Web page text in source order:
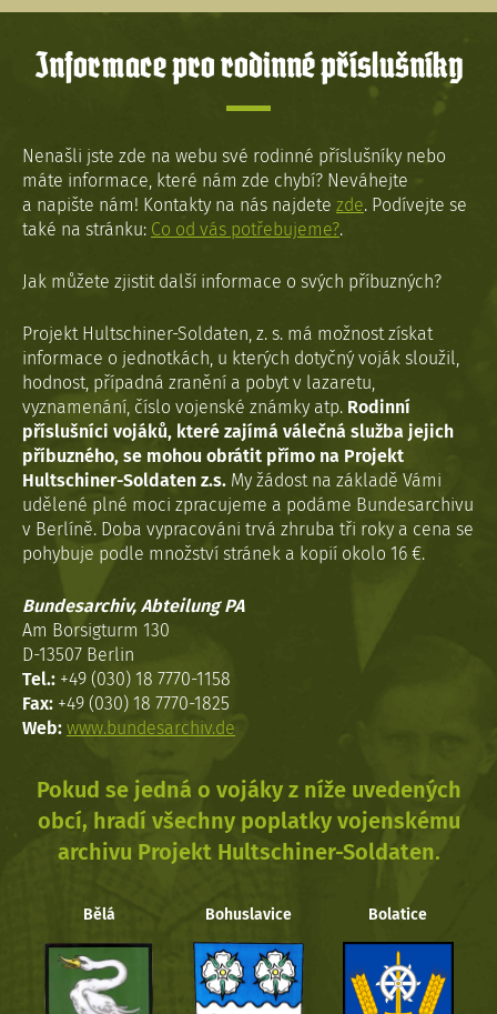
Informace pro rodinné příslušníky
Nenašli jste zde na webu své rodinné příslušníky nebo
máte informace, které nám zde chybí? Neváhejte
a napište nám! Kontakty na nás najdete zde. Podívejte se
také na stránku: Co od vás potřebujeme?.
Jak můžete zjistit další informace o svých příbuzných?
Projekt Hultschiner-Soldaten, z. s. má možnost získat
informace o jednotkách, u kterých dotyčný voják sloužil,
hodnost, případná zranění a pobyt v lazaretu,
vyznamenání, číslo vojenské známky atp. Rodinní
příslušníci vojáků, které zajímá válečná služba jejich
příbuzného, se mohou obrátit přímo na Projekt
Hultschiner-Soldaten z.s. My žádost na základě Vámi
udělené plné moci zpracujeme a podáme Bundesarchivu
v Berlíně. Doba vypracováni trvá zhruba tři roky a cena se
pohybuje podle množství stránek a kopií okolo 16 €.
Bundesarchiv, Abteilung PA
Am Borsigturm 130
D-13507 Berlin
Tel.: +49 (030) 18 7770-1158
Fax: +49 (030) 18 7770-1825
Web: www.bundesarchiv.de
Pokud se jedná o vojáky z níže uvedených
obcí, hradí všechny poplatky vojenskému
archivu Projekt Hultschiner-Soldaten.
Bělá Bohuslavice Bolatice